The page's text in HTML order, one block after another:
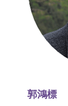
郭鴻標